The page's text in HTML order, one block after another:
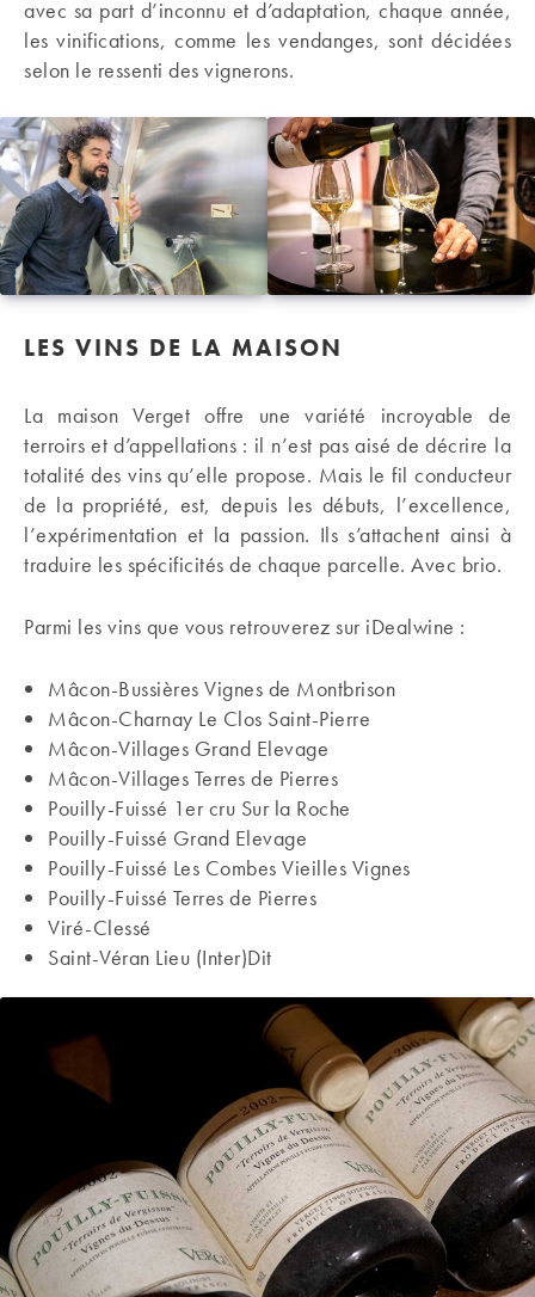
avec sa part d’inconnu et d’adaptation, chaque année,
les vinifications, comme les vendanges, sont décidées
selon le ressenti des vignerons.
LES VINS DE LA MAISON
La maison Verget offre une variété incroyable de
terroirs et d’appellations : il n’est pas aisé de décrire la
totalité des vins qu’elle propose. Mais le fil conducteur
de la propriété, est, depuis les débuts, l’excellence,
l’expérimentation et la passion. Ils s’attachent ainsi à
traduire les spécificités de chaque parcelle. Avec brio.
Parmi les vins que vous retrouverez sur iDealwine :
Mâcon-Bussières Vignes de Montbrison
Mâcon-Charnay Le Clos Saint-Pierre
Mâcon-Villages Grand Elevage
Mâcon-Villages Terres de Pierres
Pouilly-Fuissé 1er cru Sur la Roche
Pouilly-Fuissé Grand Elevage
Pouilly-Fuissé Les Combes Vieilles Vignes
Pouilly-Fuissé Terres de Pierres
Viré-Clessé
Saint-Véran Lieu (Inter)Dit